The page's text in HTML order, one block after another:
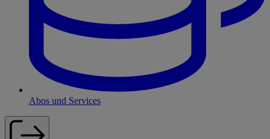
Abos und Services